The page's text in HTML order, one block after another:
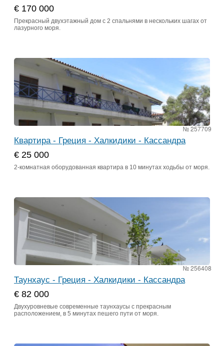
€ 170 000
Прекрасный двухэтажный дом с 2 спальнями в нескольких шагах от
лазурного моря.
№ 257709
Квартира - Греция - Халкидики - Кассандра
€ 25 000
2-комнатная оборудованная квартира в 10 минутах ходьбы от моря.
№ 256408
Таунхаус - Греция - Халкидики - Кассандра
€ 82 000
Двухуровневые современные таунхаусы с прекрасным
расположением, в 5 минутах пешего пути от моря.